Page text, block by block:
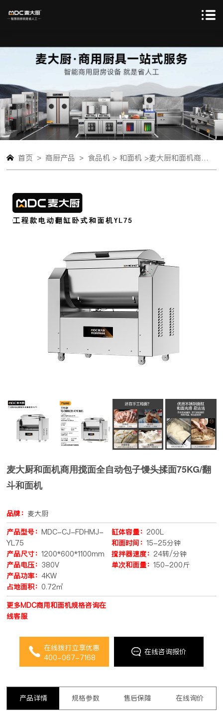
首页 > 商厨产品 > 食品机 > 和面机 > 麦大厨和面机商用搅面全自动包子馒头揉面75KG/翻斗和面机
麦大厨和面机商用搅面全自动包子馒头揉面75KG/翻
斗和面机
品牌： 麦大厨
产品型号：MDC-CJ-FDHMJ-
YL75
产品尺寸：1200*600*1100mm
产品电压： 380V
产品功率：4KW
占地面积：0.72㎡
缸体容量： 200L
和面时间： 15-25分钟
搅拌器速度： 24转/分钟
单次和面量： 150-200斤
更多MDC商用和面机规格咨询在
线客服
在线拨打立享优惠
400-067-7168
在线咨询报价
产品详情 规格参数 售后保障 在线询价